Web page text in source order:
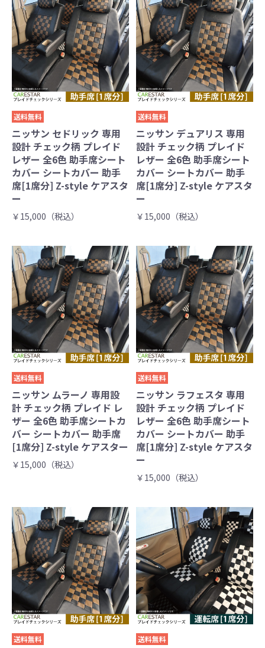
送料無料
ニッサン セドリック 専用
設計 チェック柄 プレイド
レザー 全6色 助手席シート
カバー シートカバー 助手
席[1席分] Z-style ケアスタ
ー
￥15,000（税込）
送料無料
ニッサン デュアリス 専用
設計 チェック柄 プレイド
レザー 全6色 助手席シート
カバー シートカバー 助手
席[1席分] Z-style ケアスタ
ー
￥15,000（税込）
送料無料
ニッサン ムラーノ 専用設
計 チェック柄 プレイド レ
ザー 全6色 助手席シートカ
バー シートカバー 助手席
[1席分] Z-style ケアスター
￥15,000（税込）
送料無料
ニッサン ラフェスタ 専用
設計 チェック柄 プレイド
レザー 全6色 助手席シート
カバー シートカバー 助手
席[1席分] Z-style ケアスタ
ー
￥15,000（税込）
送料無料 送料無料